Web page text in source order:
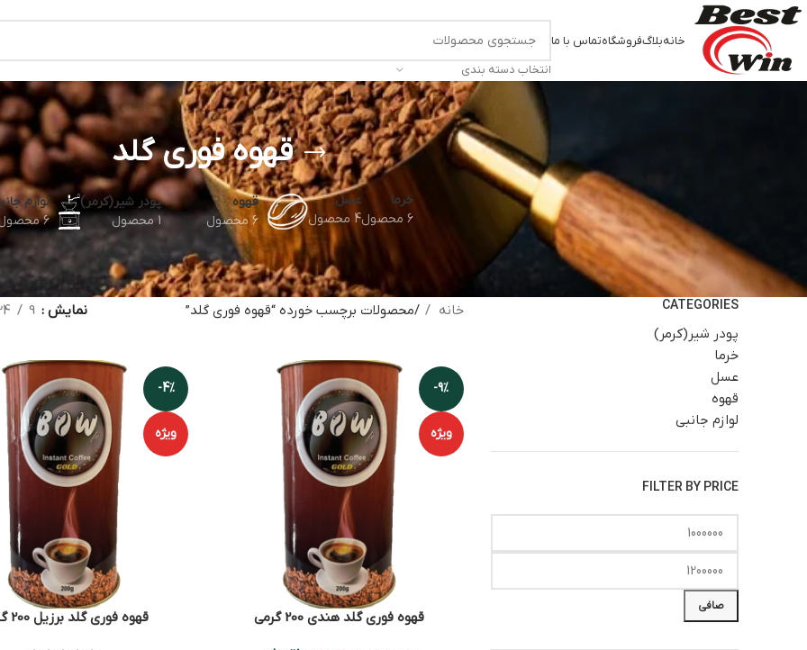
خانهبلاگفروشگاهتماس با ما
انتخاب دسته بندی
قهوه فوری گلد
خرما
6 محصول
عسل
4 محصول
قهوه
6 محصول
پودر شیر(کرمر)
1 محصول
لوازم
6 محصول
CATEGORIES
پودر شیر(کرمر)
خرما
عسل
قهوه
لوازم جانبی
FILTER BY PRICE
صافی
خانه محصولات برچسب خورده “قهوه فوری گلد” نمایش 9
-9%
ویژه
قهوه فوری گلد هندی 200 گرمی
-4%
ویژه
قهوه فوری گلد برزیل 200 گرمی